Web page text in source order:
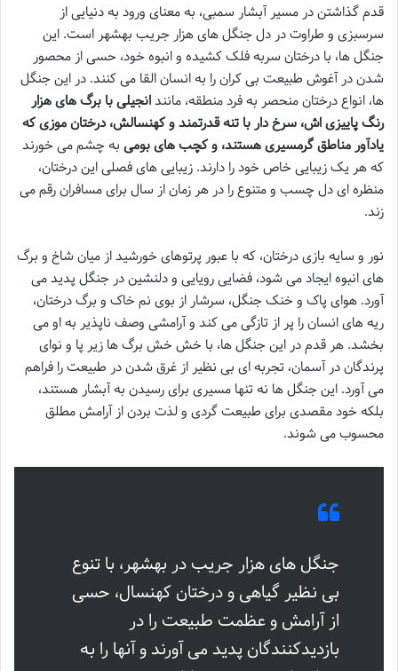
قدم گذاشتن در مسیر آبشار سمبی، به معنای ورود به دنیایی از
سرسبزی و طراوت در دل جنگل های هزار جریب بهشهر است. این
جنگل ها، با درختان سربه فلک کشیده و انبوه خود، حسی از محصور
شدن در آغوش طبیعت بی کران را به انسان القا می کنند. در این جنگل
ها، انواع درختان منحصر به فرد منطقه، مانندانجیلی با برگ های هزار
رنگ پاییزی اش، سرخ دار با تنه قدرتمند و کهنسالش، درختان موزی که
یادآور مناطق گرمسیری هستند، و کچب های بومی به چشم می خورند
که هر یک زیبایی خاص خود را دارند. زیبایی های فصلی این درختان،
منظره ای دل چسب و متنوع را در هر زمان از سال برای مسافران رقم می
زند.
نور و سایه بازی درختان، که با عبور پرتوهای خورشید از میان شاخ و برگ
های انبوه ایجاد می شود، فضایی رویایی و دلنشین در جنگل پدید می
آورد. هوای پاک و خنک جنگل، سرشار از بوی نم خاک و برگ درختان،
ریه های انسان را پر از تازگی می کند و آرامشی وصف ناپذیر به او می
بخشد. هر قدم در این جنگل ها، با خش خش برگ ها زیر پا و نوای
پرندگان در آسمان، تجربه ای بی نظیر از غرق شدن در طبیعت را فراهم
می آورد. این جنگل ها نه تنها مسیری برای رسیدن به آبشار هستند،
بلکه خود مقصدی برای طبیعت گردی و لذت بردن از آرامش مطلق
محسوب می شوند.
جنگل های هزار جریب در بهشهر، با تنوع
بی نظیر گیاهی و درختان کهنسال، حسی
از آرامش و عظمت طبیعت را در
بازدیدکنندگان پدید می آورند و آنها را به